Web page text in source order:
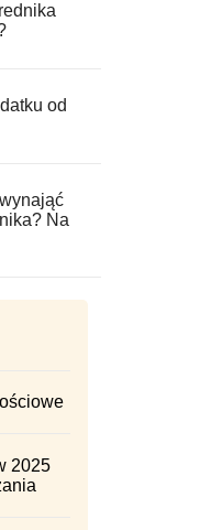
od
Na
2025